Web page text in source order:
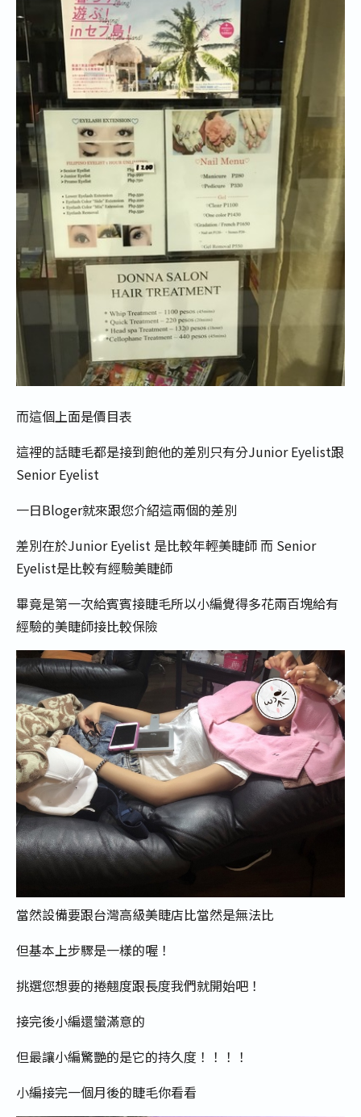
而這個上面是價目表
這裡的話睫毛都是接到飽他的差別只有分Junior Eyelist跟
Senior Eyelist
一日Bloger就來跟您介紹這兩個的差別
差別在於Junior Eyelist 是比較年輕美睫師 而 Senior
Eyelist是比較有經驗美睫師
畢竟是第一次給賓賓接睫毛所以小編覺得多花兩百塊給有
經驗的美睫師接比較保險
當然設備要跟台灣高級美睫店比當然是無法比
但基本上步驟是一樣的喔！
挑選您想要的捲翹度跟長度我們就開始吧！
接完後小編還蠻滿意的
但最讓小編驚艷的是它的持久度！！！！
小編接完一個月後的睫毛你看看